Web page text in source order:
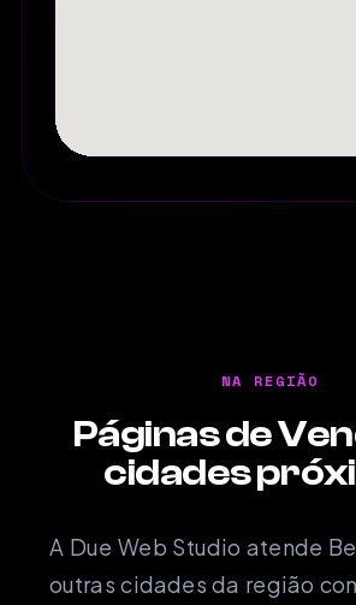
NA REGIÃO
Páginas de
cidades
A Due Web Studio atende
outras cidades da região